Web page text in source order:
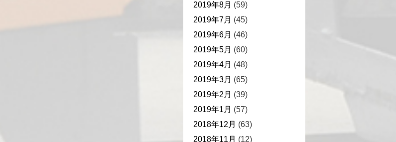
2019年8月 (59)
2019年7月 (45)
2019年6月 (46)
2019年5月 (60)
2019年4月 (48)
2019年3月 (65)
2019年2月 (39)
2019年1月 (57)
2018年12月 (63)
2018年11月 (12)